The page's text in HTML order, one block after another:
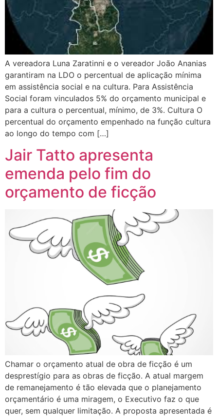
A vereadora Luna Zaratinni e o vereador João Ananias
garantiram na LDO o percentual de aplicação mínima
em assistência social e na cultura. Para Assistência
Social foram vinculados 5% do orçamento municipal e
para a cultura o percentual, mínimo, de 3%. Cultura O
percentual do orçamento empenhado na função cultura
ao longo do tempo com […]
Jair Tatto apresenta
emenda pelo fim do
orçamento de ficção
Chamar o orçamento atual de obra de ficção é um
desprestígio para as obras de ficção. A atual margem
de remanejamento é tão elevada que o planejamento
orçamentário é uma miragem, o Executivo faz o que
quer, sem qualquer limitação. A proposta apresentada é